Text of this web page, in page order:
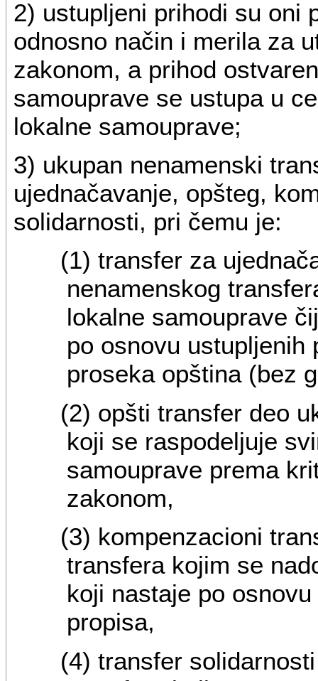
2) ustupljeni prihodi su oni
odnosno način i merila za
zakonom, a prihod
samouprave se ustupa u
lokalne samouprave;
3) ukupan nenamenski
ujednačavanje, opšteg,
solidarnosti, pri čemu je:
(1) transfer za
nenamenskog
lokalne samouprave
po osnovu ustupljenih
proseka opština (bez
(2) opšti transfer deo
koji se raspodeljuje
samouprave prema
zakonom,
(3) kompenzacioni
transfera kojim se
koji nastaje po
propisa,
(4) transfer